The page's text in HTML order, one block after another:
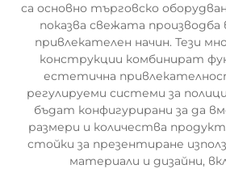
са основно търговско
показва свежата производба
привлекателен начин. Тези
конструкции комбинират
естетична
регулируеми системи за
бъдат конфигурирани за да
размери и количества
стойки за презентиране
материали и дизайни,